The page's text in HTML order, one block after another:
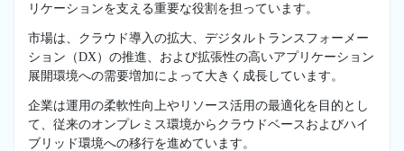
リケーションを支える重要な役割を担っています。
市場は、クラウド導入の拡大、デジタルトランスフォーメー
ション（DX）の推進、および拡張性の高いアプリケーション
展開環境への需要増加によって大きく成長しています。
企業は運用の柔軟性向上やリソース活用の最適化を目的とし
て、従来のオンプレミス環境からクラウドベースおよびハイ
ブリッド環境への移行を進めています。